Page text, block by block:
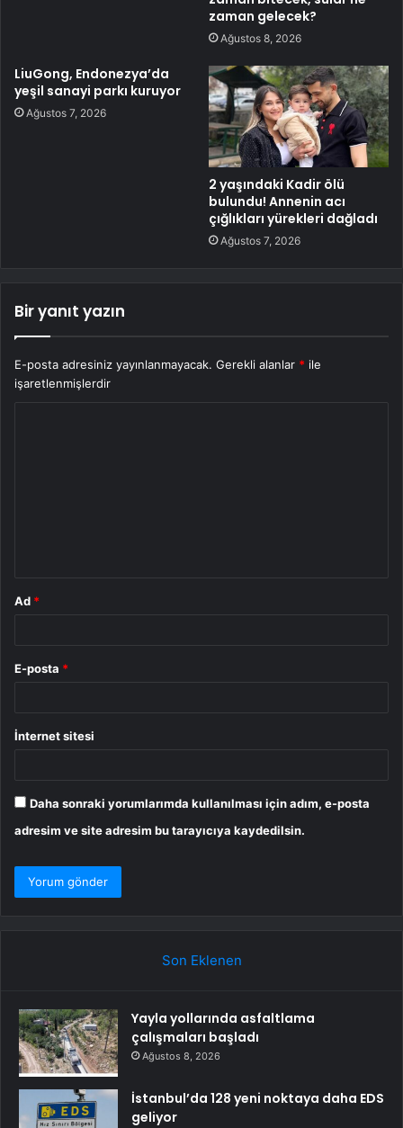
zaman gelecek?
Ağustos 8, 2026
LiuGong, Endonezya’da
yeşil sanayi parkı kuruyor
Ağustos 7, 2026
2 yaşındaki Kadir ölü
bulundu! Annenin acı
çığlıkları yürekleri dağladı
Ağustos 7, 2026
Bir yanıt yazın
E-posta adresiniz yayınlanmayacak. Gerekli alanlar * ile
işaretlenmişlerdir
Ad *
E-posta *
İnternet sitesi
Daha sonraki yorumlarımda kullanılması için adım, e-posta
adresim ve site adresim bu tarayıcıya kaydedilsin.
Son Eklenen
Yayla yollarında asfaltlama
çalışmaları başladı
Ağustos 8, 2026
İstanbul’da 128 yeni noktaya daha EDS
geliyor